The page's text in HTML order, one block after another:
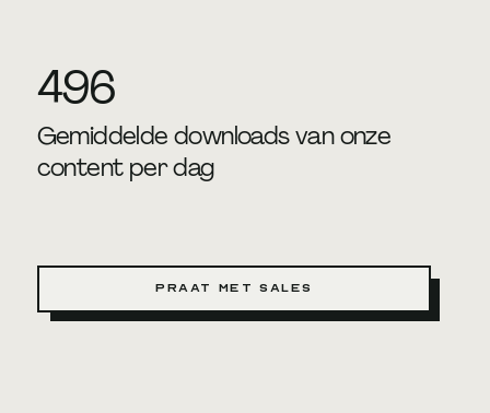
496
Gemiddelde downloads van onze
content per dag
Praat met Sales